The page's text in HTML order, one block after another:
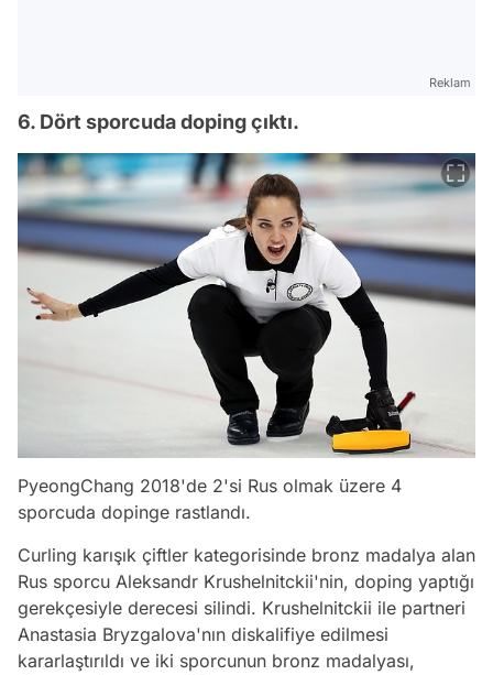
Reklam
6. Dört sporcuda doping çıktı.
PyeongChang 2018'de 2'si Rus olmak üzere 4
sporcuda dopinge rastlandı.
Curling karışık çiftler kategorisinde bronz madalya alan
Rus sporcu Aleksandr Krushelnitckii'nin, doping yaptığı
gerekçesiyle derecesi silindi. Krushelnitckii ile partneri
Anastasia Bryzgalova'nın diskalifiye edilmesi
kararlaştırıldı ve iki sporcunun bronz madalyası,